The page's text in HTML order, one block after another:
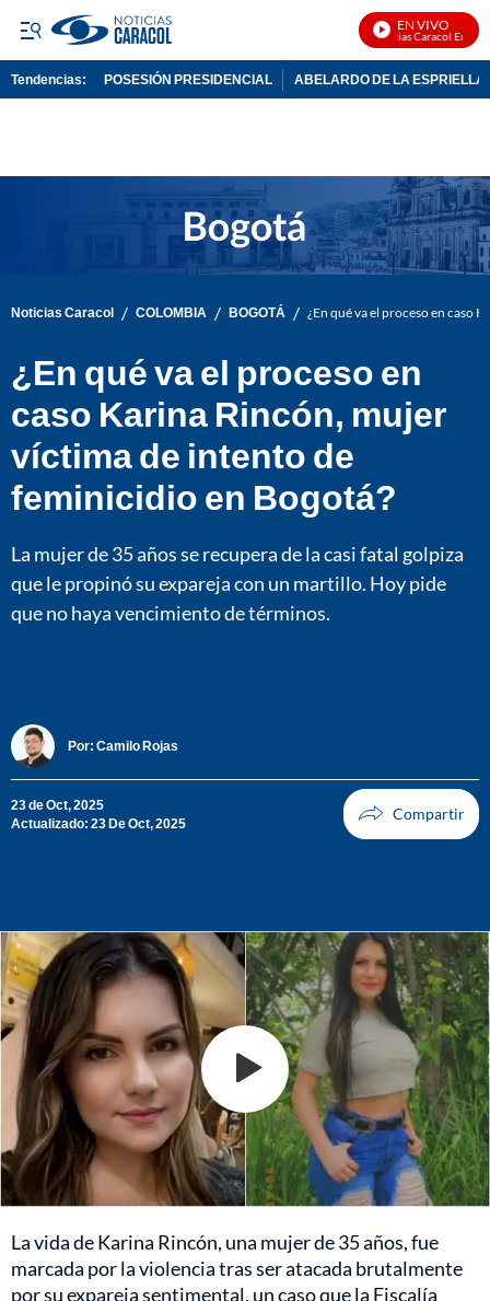
EN VIVO
Noticias Caracol En Vivo
Tendencias: POSESIÓN PRESIDENCIAL ABELARDO DE LA ESPRIELLA
Noticias Caracol / COLOMBIA / BOGOTÁ / ¿En qué va el proceso en caso
¿En qué va el proceso en
caso Karina Rincón, mujer
víctima de intento de
feminicidio en Bogotá?
La mujer de 35 años se recupera de la casi fatal golpiza
que le propinó su expareja con un martillo. Hoy pide
que no haya vencimiento de términos.
Por: Camilo Rojas
23 de Oct, 2025
Actualizado: 23 De Oct, 2025
La vida de Karina Rincón, una mujer de 35 años, fue
marcada por la violencia tras ser atacada brutalmente
por su expareja sentimental, un caso que la Fiscalía